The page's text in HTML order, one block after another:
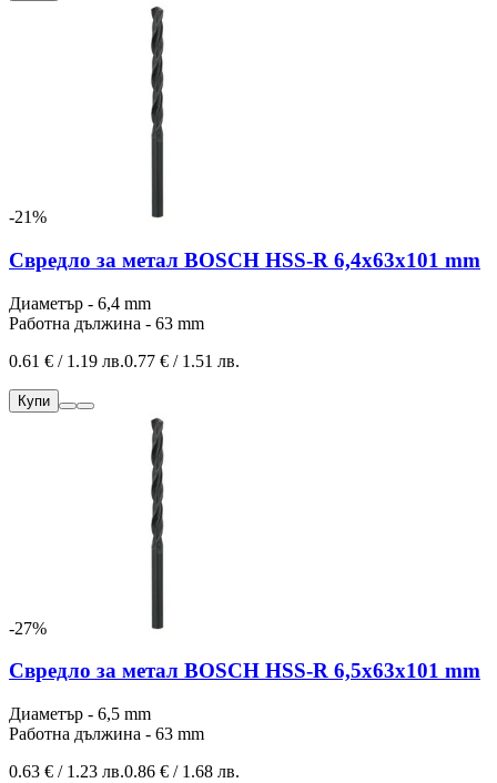
-21%
Свредло за метал BOSCH HSS-R 6,4x63x101 mm
Диаметър - 6,4 mm
Работна дължина - 63 mm
0.61 € / 1.19 лв.0.77 € / 1.51 лв.
Купи
-27%
Свредло за метал BOSCH HSS-R 6,5x63x101 mm
Диаметър - 6,5 mm
Работна дължина - 63 mm
0.63 € / 1.23 лв.0.86 € / 1.68 лв.